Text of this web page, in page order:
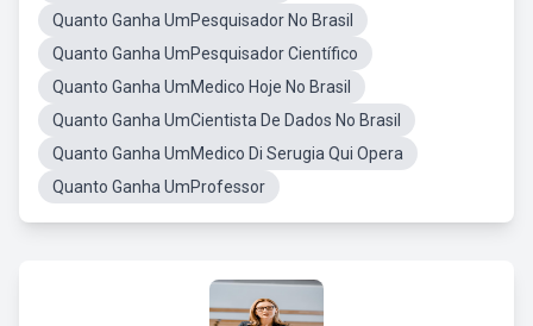
Quanto Ganha UmPesquisador No Brasil
Quanto Ganha UmPesquisador Científico
Quanto Ganha UmMedico Hoje No Brasil
Quanto Ganha UmCientista De Dados No Brasil
Quanto Ganha UmMedico Di Serugia Qui Opera
Quanto Ganha UmProfessor